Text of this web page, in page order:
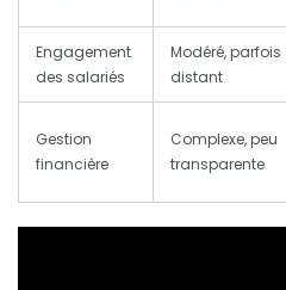
Engagement
des salariés
Modéré, parfois
distant
Gestion
financière
Complexe, peu
transparente